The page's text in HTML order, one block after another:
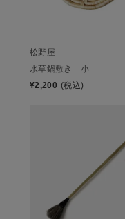
松野屋
水草鍋敷き 小
¥2,200 (税込)